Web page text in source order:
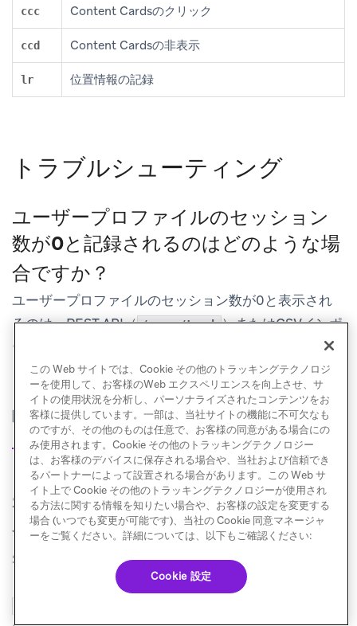
ccc Content Cardsのクリック
ccd Content Cardsの非表示
lr 位置情報の記録
トラブルシューティング
ユーザープロファイルのセッション
数が0と記録されるのはどのような場
合ですか？
ユーザープロファイルのセッション数が0と表示され
るのは、REST API（ /users/track ）またはCSVインポ
ートで
のフィールド
を含めずにユーザーをインポートした場合です。セッ
ションは、ユーザーがSDKを通じてアプリを操作した
際に記録されます。詳細については、ユーザープロフ
ァイルのセッション数が0を参照してください。
SDKとREST APIを同時に使用した場
合のユーザーデータの不一致
SDKとREST APIを同時に使用すると、競合によりデー
タの不一致が発生する可能性があります。
この Web サイトでは、Cookie その他のトラッキングテクノロジ
ーを使用して、お客様のWeb エクスペリエンスを向上させ、サ
イトの使用状況を分析し、パーソナライズされたコンテンツをお
客様に提供しています。一部は、当社サイトの機能に不可欠なも
のですが、その他のものは任意で、お客様の同意がある場合にの
み使用されます。Cookie その他のトラッキングテクノロジー
は、お客様のデバイスに保存される場合や、当社および信頼でき
るパートナーによって設置される場合があります。この Web サ
イト上で Cookie その他のトラッキングテクノロジーが使用され
る方法に関する情報を知りたい場合や、お客様の設定を変更する
場合 (いつでも変更が可能です)、当社の Cookie 同意マネージャ
ーをご覧ください。詳細については、以下もご確認ください:
Cookie 設定